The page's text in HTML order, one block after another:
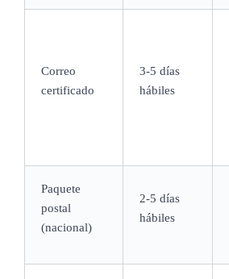
Correo
certificado
3-5 días
hábiles
Paquete
postal
(nacional)
2-5 días
hábiles